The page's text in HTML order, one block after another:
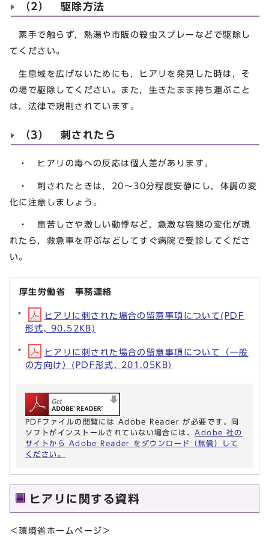
（2） 駆除方法
素手で触らず，熱湯や市販の殺虫スプレーなどで駆除し
てください。
生息域を広げないためにも，ヒアリを発見した時は，そ
の場で駆除してください。また，生きたまま持ち運ぶこと
は，法律で規制されています。
（3） 刺されたら
・ ヒアリの毒への反応は個人差があります。
・ 刺されたときは，20～30分程度安静にし，体調の変
化に注意しましょう。
・ 息苦しさや激しい動悸など，急激な容態の変化が現
れたら，救急車を呼ぶなどしてすぐ病院で受診してくださ
い。
厚生労働省 事務連絡
ヒアリに刺された場合の留意事項について(PDF
形式, 90.52KB)
ヒアリに刺された場合の留意事項について（一般
の方向け）(PDF形式, 201.05KB)
PDFファイルの閲覧には Adobe Reader が必要です。同
ソフトがインストールされていない場合には、 Adobe 社の
サイトから Adobe Reader をダウンロード（無償）して
ください。
ヒアリに関する資料
＜環境省ホームページ＞